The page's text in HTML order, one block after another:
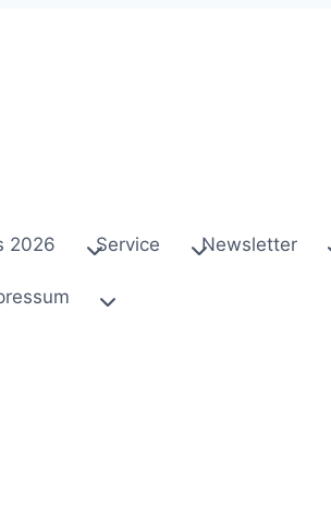
2026 Service Newsletter